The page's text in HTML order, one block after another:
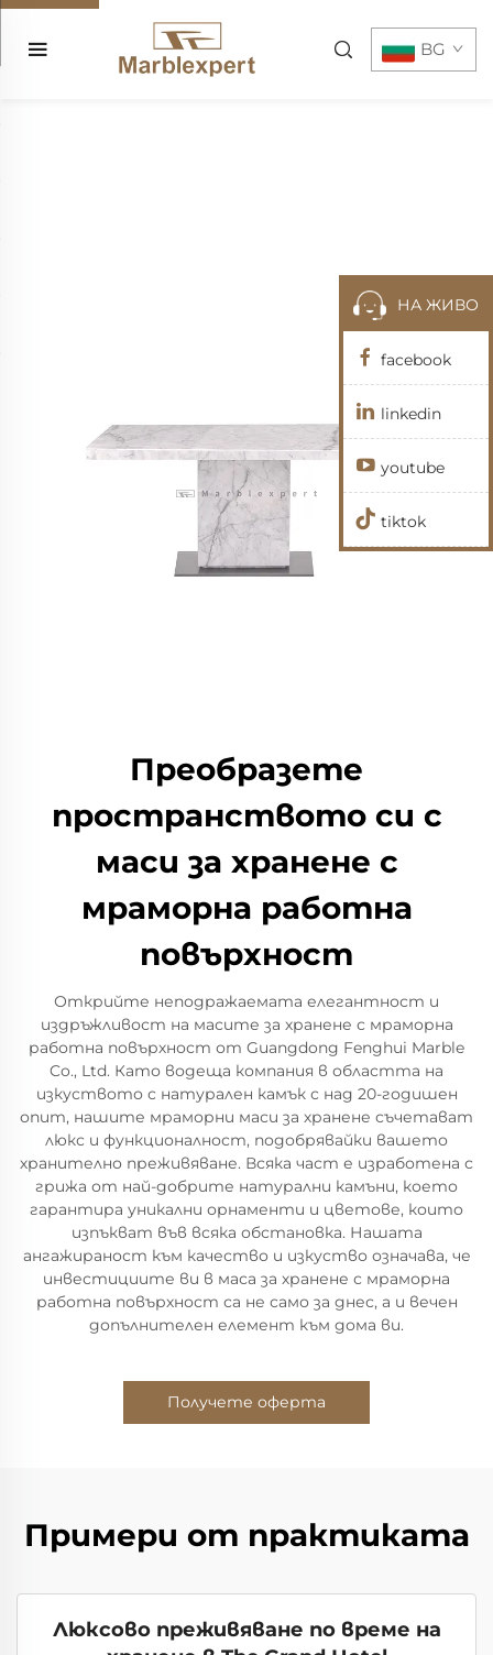
BG
Преобразете
пространството си с
маси за хранене с
мраморна работна
повърхност
Открийте неподражаемата елегантност и
издръжливост на масите за хранене с мраморна
работна повърхност от Guangdong Fenghui Marble
Co., Ltd. Като водеща компания в областта на
изкуството с натурален камък с над 20-годишен
опит, нашите мраморни маси за хранене съчетават
люкс и функционалност, подобрявайки вашето
хранително преживяване. Всяка част е изработена с
грижа от най-добрите натурални камъни, което
гарантира уникални орнаменти и цветове, които
изпъкват във всяка обстановка. Нашата
ангажираност към качество и изкуство означава, че
инвестициите ви в маса за хранене с мраморна
работна повърхност са не само за днес, а и вечен
допълнителен елемент към дома ви.
Получете оферта
Примери от практиката
Люксово преживяване по време на
НА ЖИВО
facebook
linkedin
youtube
tiktok